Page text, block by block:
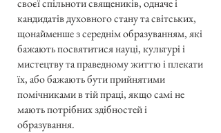
своєї спільноти священиків, одначе і
кандидатів духовного стану та світських,
щонайменше з середнім образуванням, які
бажають посвятитися науці, культурі і
мистецтву та праведному життю і плекати
їх, або бажають бути прийнятими
помічниками в тій праці, якщо самі не
мають потрібних здібностей і
образування.